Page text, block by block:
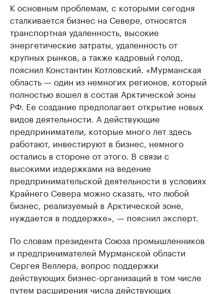
К основным проблемам, с которыми сегодня
сталкивается бизнес на Севере, относятся
транспортная удаленность, высокие
энергетические затраты, удаленность от
крупных рынков, а также кадровый голод,
пояснил Константин Котловский. «Мурманская
область — один из немногих регионов, который
полностью вошел в состав Арктической зоны
РФ. Ее создание предполагает открытие новых
видов деятельности. А действующие
предприниматели, которые много лет здесь
работают, инвестируют в бизнес, немного
остались в стороне от этого. В связи с
высокими издержками на ведение
предпринимательской деятельности в условиях
Крайнего Севера можно сказать, что любой
бизнес, реализуемый в Арктической зоне,
нуждается в поддержке», — пояснил эксперт.
По словам президента Союза промышленников
и предпринимателей Мурманской области
Сергея Веллера, вопрос поддержки
действующих бизнес-организаций в том числе
путем расширения числа действующих